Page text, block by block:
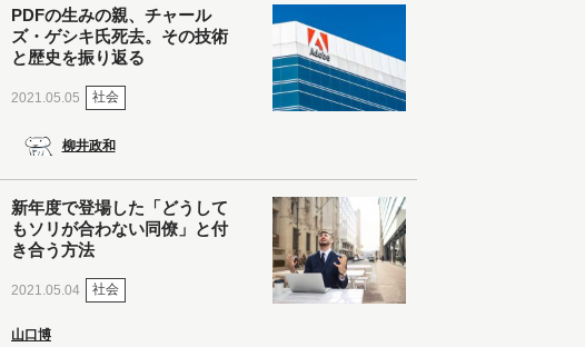
PDFの生みの親、チャール
ズ・ゲシキ氏死去。その技術
と歴史を振り返る
2021.05.05 社会
柳井政和
新年度で登場した「どうして
もソリが合わない同僚」と付
き合う方法
2021.05.04 社会
山口博